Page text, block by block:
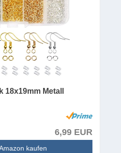
18x19mm Metall
6,99 EUR
kaufen